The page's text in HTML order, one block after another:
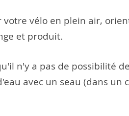
vélo en plein air,
et produit.
n'y a pas de possibilité
avec un seau (dans